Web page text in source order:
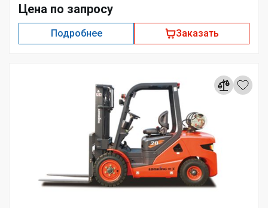
Цена по запросу
Подробнее Заказать